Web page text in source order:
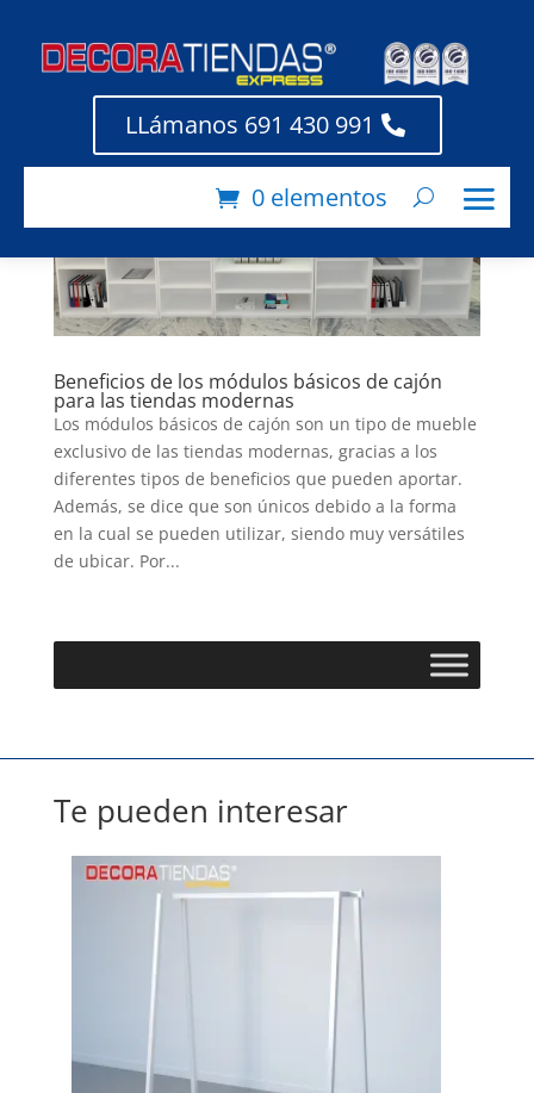
LLámanos 691 430 991
0 elementos
Beneficios de los módulos básicos de cajón
para las tiendas modernas
Los módulos básicos de cajón son un tipo de mueble
exclusivo de las tiendas modernas, gracias a los
diferentes tipos de beneficios que pueden aportar.
Además, se dice que son únicos debido a la forma
en la cual se pueden utilizar, siendo muy versátiles
de ubicar. Por...
Te pueden interesar